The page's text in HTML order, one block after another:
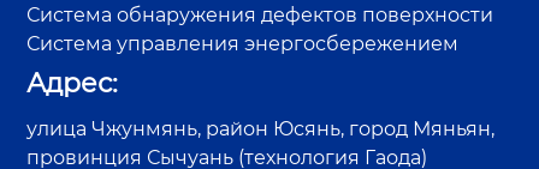
Система обнаружения дефектов поверхности
Система управления энергосбережением
Адрес:
улица Чжунмянь, район Юсянь, город Мяньян,
провинция Сычуань (технология Гаода)